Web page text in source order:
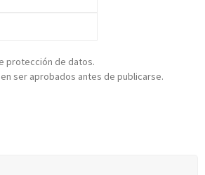
protección de datos.
ser aprobados antes de publicarse.